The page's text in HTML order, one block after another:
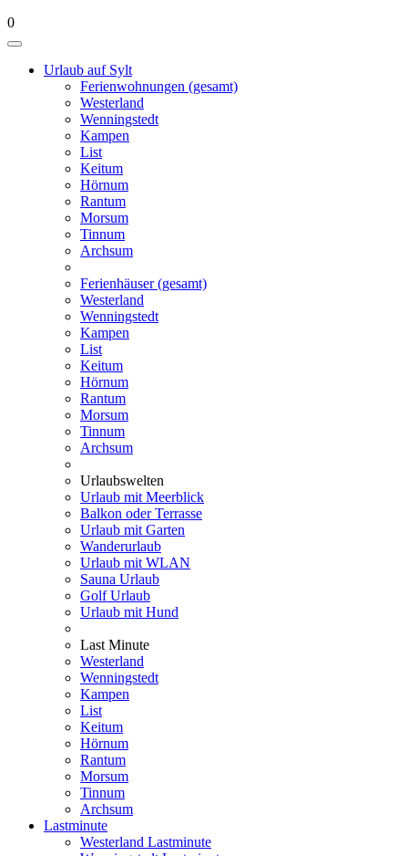
0
Urlaub auf Sylt
Ferienwohnungen (gesamt)
Westerland
Wenningstedt
Kampen
List
Keitum
Hörnum
Rantum
Morsum
Tinnum
Archsum
Ferienhäuser (gesamt)
Westerland
Wenningstedt
Kampen
List
Keitum
Hörnum
Rantum
Morsum
Tinnum
Archsum
Urlaubswelten
Urlaub mit Meerblick
Balkon oder Terrasse
Urlaub mit Garten
Wanderurlaub
Urlaub mit WLAN
Sauna Urlaub
Golf Urlaub
Urlaub mit Hund
Last Minute
Westerland
Wenningstedt
Kampen
List
Keitum
Hörnum
Rantum
Morsum
Tinnum
Archsum
Lastminute
Westerland Lastminute